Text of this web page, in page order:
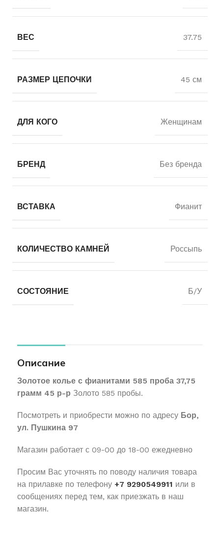
ВЕС 37.75
РАЗМЕР ЦЕПОЧКИ 45 см
ДЛЯ КОГО Женщинам
БРЕНД Без бренда
ВСТАВКА Фианит
КОЛИЧЕСТВО КАМНЕЙ Россыпь
СОСТОЯНИЕ Б/У
Описание
Золотое колье с фианитами 585 проба 37,75
грамм 45 р-р Золото 585 пробы.
Посмотреть и приобрести можно по адресу Бор,
ул. Пушкина 97
Магазин работает с 09-00 до 18-00 ежедневно
Просим Вас уточнять по поводу наличия товара
на прилавке по телефону +7 9290549911 или в
сообщениях перед тем, как приезжать в наш
магазин.